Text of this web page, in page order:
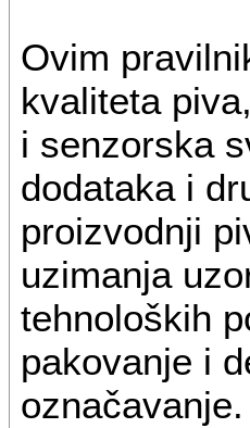
Ovim
kvaliteta
i senzorska
dodataka i
proizvodnji
uzimanja
tehnoloških
pakovanje i
označavanje.